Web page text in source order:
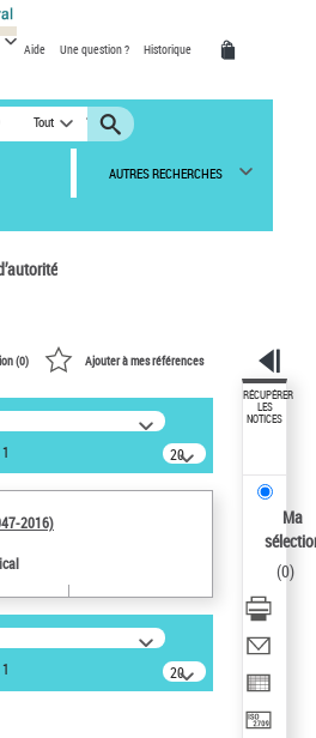
Aide Une question ? Historique
Tout
AUTRES RECHERCHES
les
2016)
(0) Ajouter à mes références
20
résultats/page
2016)
20
résultats/page
RÉCUPÉRER
LES
NOTICES
Ma
(0)